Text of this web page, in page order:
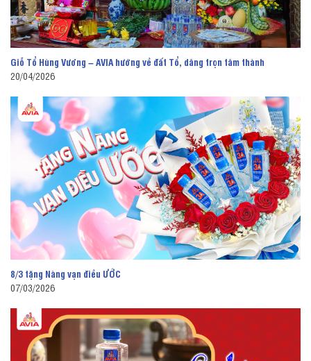
Giỗ Tổ Hùng Vương – AVIA hướng về đất Tổ, dâng trọn tâm thành
20/04/2026
8/3 tặng Nàng vạn điều ƯỚC
07/03/2026